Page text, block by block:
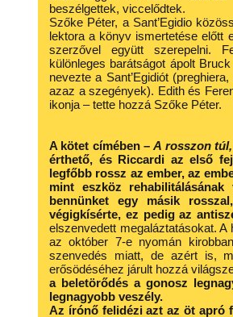
beszélgettek, viccelődtek.
Szőke Péter, a Sant’Egidio
lektora a könyv ismertetése előtt
szerzővel együtt szerepelni.
különleges barátságot ápolt
nevezte a Sant’Egidiót
azaz a szegények). Edith és
ikonja – tette hozzá Szőke Péter.
A kötet címében –A rosszon
érthető, és Riccardi az első
legfőbb rossz az ember, az
mint eszköz rehabilitálásának
bennünket egy másik
végigkísérte, ez pedig az
elszenvedett megaláztatásokat.
az október 7-e nyomán
szenvedés miatt, de azért is,
erősödéséhez járult hozzá
a beletörődés a gonosz
legnagyobb veszély.
Az írónő felidézi azt az öt apró